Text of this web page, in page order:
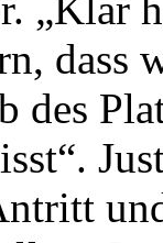
dass
des